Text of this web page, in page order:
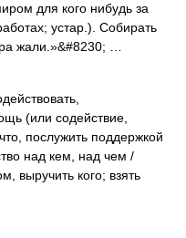
для кого нибудь за
устар.). Собирать
жали.»&#8230; …
(или содействие,
послужить поддержкой
над кем, над чем /
выручить кого; взять